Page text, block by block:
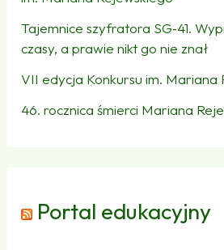
Tajemnice szyfratora SG‑41.
czasy, a prawie nikt go nie znał
VII edycja Konkursu im. Mariana
46. rocznica śmierci Mariana
Portal edukacyjny